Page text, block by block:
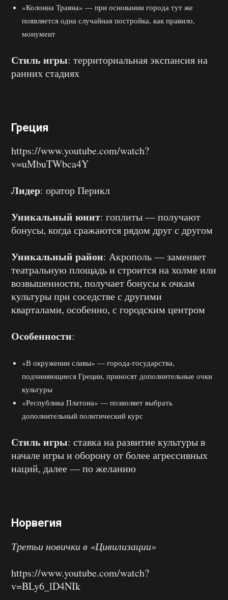
«Колонна Траяна» — при основании города тут же
появляется одна случайная постройка, как правило,
монумент
Стиль игры: территориальная экспансия на
ранних стадиях
Греция
https://www.youtube.com/watch?
v=uMbuTWbca4Y
Лидер: оратор Перикл
Уникальный юнит: гоплиты — получают
бонусы, когда сражаются рядом друг с другом
Уникальный район: Акрополь — заменяет
театральную площадь и строится на холме или
возвышенности, получает бонусы к очкам
культуры при соседстве с другими
кварталами, особенно, с городским центром
Особенности:
«В окружении славы» — города-государства,
подчиняющиеся Греции, приносят дополнительные очки
культуры
«Республика Платона» — позволяет выбрать
дополнительный политический курс
Стиль игры: ставка на развитие культуры в
начале игры и оборону от более агрессивных
наций, далее — по желанию
Норвегия
Третьи новички в «Цивилизации»
https://www.youtube.com/watch?
v=BLy6_lD4NIk